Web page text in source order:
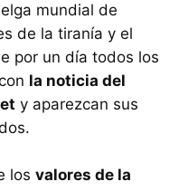
mundial de
de la tiranía y el
por un día todos los
la noticia del
y aparezcan sus
los valores de la